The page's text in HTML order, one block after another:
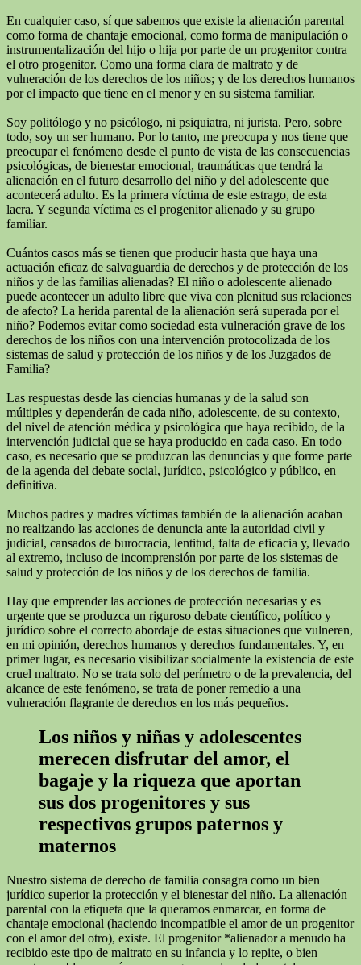
En cualquier caso, sí que sabemos que existe la alienación parental
como forma de chantaje emocional, como forma de manipulación o
instrumentalización del hijo o hija por parte de un progenitor contra
el otro progenitor. Como una forma clara de maltrato y de
vulneración de los derechos de los niños; y de los derechos humanos
por el impacto que tiene en el menor y en su sistema familiar.
Soy politólogo y no psicólogo, ni psiquiatra, ni jurista. Pero, sobre
todo, soy un ser humano. Por lo tanto, me preocupa y nos tiene que
preocupar el fenómeno desde el punto de vista de las consecuencias
psicológicas, de bienestar emocional, traumáticas que tendrá la
alienación en el futuro desarrollo del niño y del adolescente que
acontecerá adulto. Es la primera víctima de este estrago, de esta
lacra. Y segunda víctima es el progenitor alienado y su grupo
familiar.
Cuántos casos más se tienen que producir hasta que haya una
actuación eficaz de salvaguardia de derechos y de protección de los
niños y de las familias alienadas? El niño o adolescente alienado
puede acontecer un adulto libre que viva con plenitud sus relaciones
de afecto? La herida parental de la alienación será superada por el
niño? Podemos evitar como sociedad esta vulneración grave de los
derechos de los niños con una intervención protocolizada de los
sistemas de salud y protección de los niños y de los Juzgados de
Familia?
Las respuestas desde las ciencias humanas y de la salud son
múltiples y dependerán de cada niño, adolescente, de su contexto,
del nivel de atención médica y psicológica que haya recibido, de la
intervención judicial que se haya producido en cada caso. En todo
caso, es necesario que se produzcan las denuncias y que forme parte
de la agenda del debate social, jurídico, psicológico y público, en
definitiva.
Muchos padres y madres víctimas también de la alienación acaban
no realizando las acciones de denuncia ante la autoridad civil y
judicial, cansados de burocracia, lentitud, falta de eficacia y, llevado
al extremo, incluso de incomprensión por parte de los sistemas de
salud y protección de los niños y de los derechos de familia.
Hay que emprender las acciones de protección necesarias y es
urgente que se produzca un riguroso debate científico, político y
jurídico sobre el correcto abordaje de estas situaciones que vulneren,
en mi opinión, derechos humanos y derechos fundamentales. Y, en
primer lugar, es necesario visibilizar socialmente la existencia de este
cruel maltrato. No se trata solo del perímetro o de la prevalencia, del
alcance de este fenómeno, se trata de poner remedio a una
vulneración flagrante de derechos en los más pequeños.
Los niños y niñas y adolescentes
merecen disfrutar del amor, el
bagaje y la riqueza que aportan
sus dos progenitores y sus
respectivos grupos paternos y
maternos
Nuestro sistema de derecho de familia consagra como un bien
jurídico superior la protección y el bienestar del niño. La alienación
parental con la etiqueta que la queramos enmarcar, en forma de
chantaje emocional (haciendo incompatible el amor de un progenitor
con el amor del otro), existe. El progenitor *alienador a menudo ha
recibido este tipo de maltrato en su infancia y lo repite, o bien